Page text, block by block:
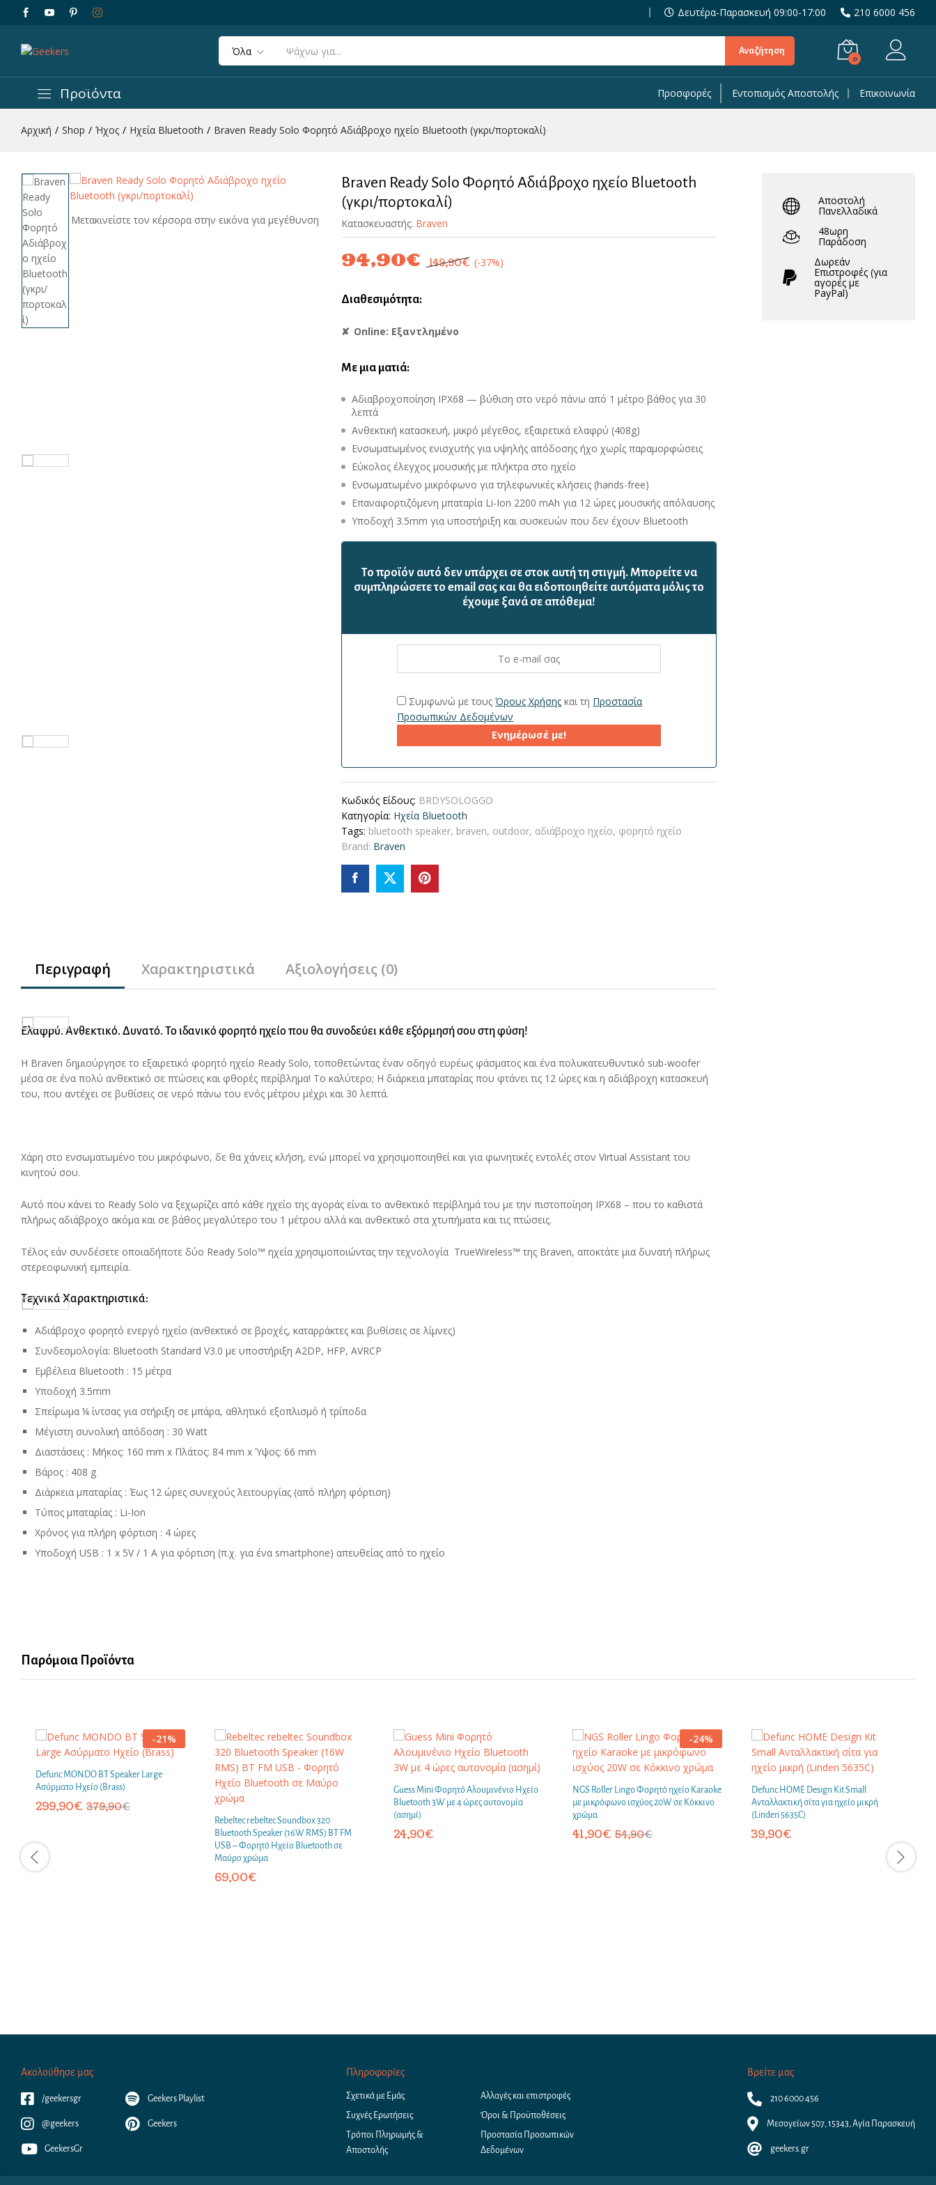
Δευτέρα-Παρασκευή 09:00-17:00 210 6000 456
Όλα Αναζήτηση
0
Προϊόντα Προσφορές Εντοπισμός Αποστολής Επικοινωνία
Αρχική / Shop / Ήχος / Ηχεία Bluetooth / Braven Ready Solo Φορητό Αδιάβροχο ηχείο Bluetooth (γκρι/πορτοκαλί)
Μετακινείστε τον κέρσορα στην εικόνα για μεγέθυνση
Braven Ready Solo Φορητό Αδιάβροχο ηχείο Bluetooth
(γκρι/πορτοκαλί)
Κατασκευαστής: Braven
94,90€ 149,90€ (-37%)
Διαθεσιμότητα:
Online: Εξαντλημένο
Με μια ματιά:
Αδιαβροχοποίηση IPX68 — βύθιση στο νερό πάνω από 1 μέτρο βάθος για 30
λεπτά
Ανθεκτική κατασκευή, μικρό μέγεθος, εξαιρετικά ελαφρύ (408g)
Ενσωματωμένος ενισχυτής για υψηλής απόδοσης ήχο χωρίς παραμορφώσεις
Εύκολος έλεγχος μουσικής με πλήκτρα στο ηχείο
Ενσωματωμένο μικρόφωνο για τηλεφωνικές κλήσεις (hands-free)
Επαναφορτιζόμενη μπαταρία Li-Ion 2200 mAh για 12 ώρες μουσικής απόλαυσης
Υποδοχή 3.5mm για υποστήριξη και συσκευών που δεν έχουν Bluetooth
Το προϊόν αυτό δεν υπάρχει σε στοκ αυτή τη στιγμή. Mπορείτε να
συμπληρώσετε το email σας και θα ειδοποιηθείτε αυτόματα μόλις το
έχουμε ξανά σε απόθεμα!
Συμφωνώ με τουςΌρους Χρήσης και τη Προστασία
Προσωπικών Δεδομένων
Ενημέρωσέ με!
Κωδικός Είδους: BRDYSOLOGGO
Κατηγορία: Ηχεία Bluetooth
Tags: bluetooth speaker, braven, outdoor, αδιάβροχο ηχείο, φορητό ηχείο
Brand: Braven
Περιγραφή Χαρακτηριστικά Αξιολογήσεις (0)
Ελαφρύ. Ανθεκτικό. Δυνατό. Το ιδανικό φορητό ηχείο που θα συνοδεύει κάθε εξόρμησή σου στη φύση!
Η Braven δημιούργησε το εξαιρετικό φορητό ηχείο Ready Solo, τοποθετώντας έναν οδηγό ευρέως φάσματος και ένα πολυκατευθυντικό sub-woofer
μέσα σε ένα πολύ ανθεκτικό σε πτώσεις και φθορές περίβλημα! Το καλύτερο; Η διάρκεια μπαταρίας που φτάνει τις 12 ώρες και η αδιάβροχη κατασκευή
του, που αντέχει σε βυθίσεις σε νερό πάνω του ενός μέτρου μέχρι και 30 λεπτά.
Χάρη στο ενσωματωμένο του μικρόφωνο, δε θα χάνεις κλήση, ενώ μπορεί να χρησιμοποιηθεί και για φωνητικές εντολές στον Virtual Assistant του
κινητού σου.
Αυτό που κάνει το Ready Solo να ξεχωρίζει από κάθε ηχείο της αγοράς είναι το ανθεκτικό περίβλημά του με την πιστοποίηση IPX68 – που το καθιστά
πλήρως αδιάβροχο ακόμα και σε βάθος μεγαλύτερο του 1 μέτρου αλλά και ανθεκτικό στα χτυπήματα και τις πτώσεις.
Τέλος εάν συνδέσετε οποιαδήποτε δύο Ready Solo™ ηχεία χρησιμοποιώντας την τεχνολογία TrueWireless™ της Braven, αποκτάτε μια δυνατή πλήρως
στερεοφωνική εμπειρία.
Τεχνικά Χαρακτηριστικά:
Αδιάβροχο φορητό ενεργό ηχείο (ανθεκτικό σε βροχές, καταρράκτες και βυθίσεις σε λίμνες)
Συνδεσμολογία: Bluetooth Standard V3.0 με υποστήριξη A2DP, HFP, AVRCP
Εμβέλεια Bluetooth : 15 μέτρα
Υποδοχή 3.5mm
Σπείρωμα ¼ ίντσας για στήριξη σε μπάρα, αθλητικό εξοπλισμό ή τρίποδα
Μέγιστη συνολική απόδοση : 30 Watt
Διαστάσεις : Μήκος: 160 mm x Πλάτος: 84 mm x Ύψος: 66 mm
Βάρος : 408 g
Διάρκεια μπαταρίας : Έως 12 ώρες συνεχούς λειτουργίας (από πλήρη φόρτιση)
Τύπος μπαταρίας : Li-Ion
Χρόνος για πλήρη φόρτιση : 4 ώρες
Υποδοχή USB : 1 x 5V / 1 A για φόρτιση (π.χ. για ένα smartphone) απευθείας από το ηχείο
Αποστολή
Πανελλαδικά
48ωρη
Παράδοση
Δωρεάν
Eπιστροφές (για
αγορές με
PayPal)
Παρόμοια Προϊόντα
-21%
Defunc MONDO BT Speaker Large
Aσύρματο Hχείο (Brass)
299,90€ 379,90€
Rebeltec rebeltec Soundbox 320
Bluetooth Speaker (16W RMS) BT FM
USB – Φορητό Ηχείο Bluetooth σε
Μαύρο χρώμα
69,00€
Guess Mini Φορητό Αλουμινένιο Ηχείο
Bluetooth 3W με 4 ώρες αυτονομία
(ασημί)
24,90€
-24%
NGS Roller Lingo Φορητό ηχείο Karaoke
με μικρόφωνο ισχύος 20W σε Κόκκινο
χρώμα
41,90€ 54,90€
Defunc HOME Design Kit Small
Ανταλλακτική σίτα για ηχείο μικρή
(Linden 5635C)
39,90€
Ακολούθησε μας
/geekersgr
@geekers
GeekersGr
Geekers Playlist
Geekers
Πληροφορίες
Σχετικά με Εμάς
Συχνές Ερωτήσεις
Τρόποι Πληρωμής &
Αποστολής
Αλλαγές και επιστροφές
Όροι & Προϋποθέσεις
Προστασία Προσωπικών
Δεδομένων
Βρείτε μας
210 6000 456
Μεσογείων 507, 15343, Αγία Παρασκευή
geekers.gr
Braven Ready Solo Φορητό Αδιάβροχο ηχείο Bluetooth (γκρι/πορτοκαλί)
Περιγραφή Χαρακτηριστικά Αξιολογήσεις (0)
94,90€